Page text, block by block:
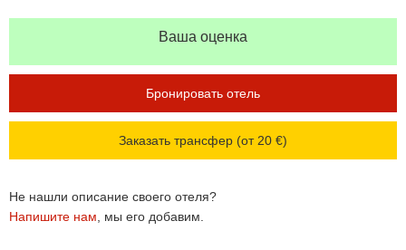
Ваша оценка
Бронировать отель
Заказать трансфер (от 20 €)
Не нашли описание своего отеля?
Напишите нам , мы его добавим.